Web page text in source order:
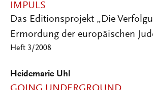
IMPULS
Das Editionsprojekt „Die
Ermordung der europäischen
Heft 3/2008
Heidemarie Uhl